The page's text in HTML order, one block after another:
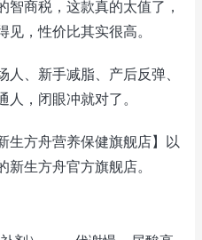
智商税，这款真的太值了，
，性价比其实很高。
、新手减脂、产后反弹、
人，闭眼冲就对了。
方舟营养保健旗舰店】以
新生方舟官方旗舰店。